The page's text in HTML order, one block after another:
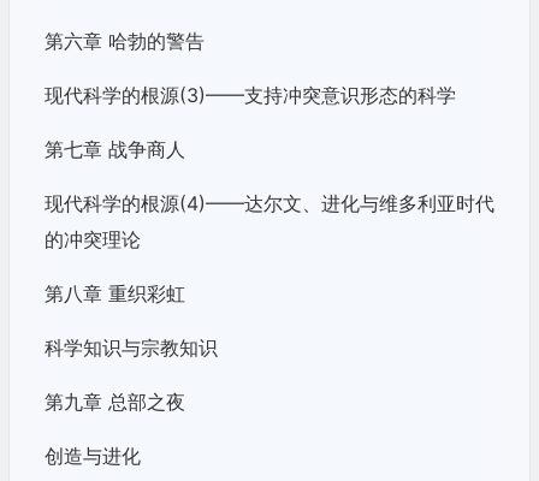
第六章 哈勃的警告
现代科学的根源(3)——支持冲突意识形态的科学
第七章 战争商人
现代科学的根源(4)——达尔文、进化与维多利亚时代
的冲突理论
第八章 重织彩虹
科学知识与宗教知识
第九章 总部之夜
创造与进化